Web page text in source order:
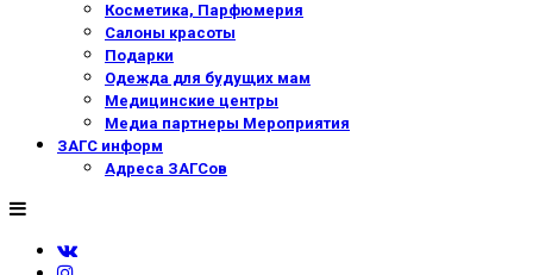
Косметика, Парфюмерия
Салоны красоты
Подарки
Одежда для будущих мам
Медицинские центры
Медиа партнеры Мероприятия
ЗАГС информ
Адреса ЗАГСов